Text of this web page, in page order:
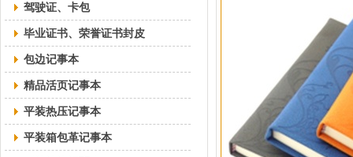
驾驶证、卡包
毕业证书、荣誉证书封皮
包边记事本
精品活页记事本
平装热压记事本
平装箱包革记事本